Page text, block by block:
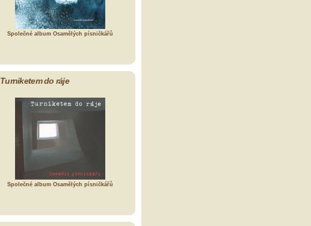
Společné album Osamělých písničkářů
Turniketem do ráje
Společné album Osamělých písničkářů